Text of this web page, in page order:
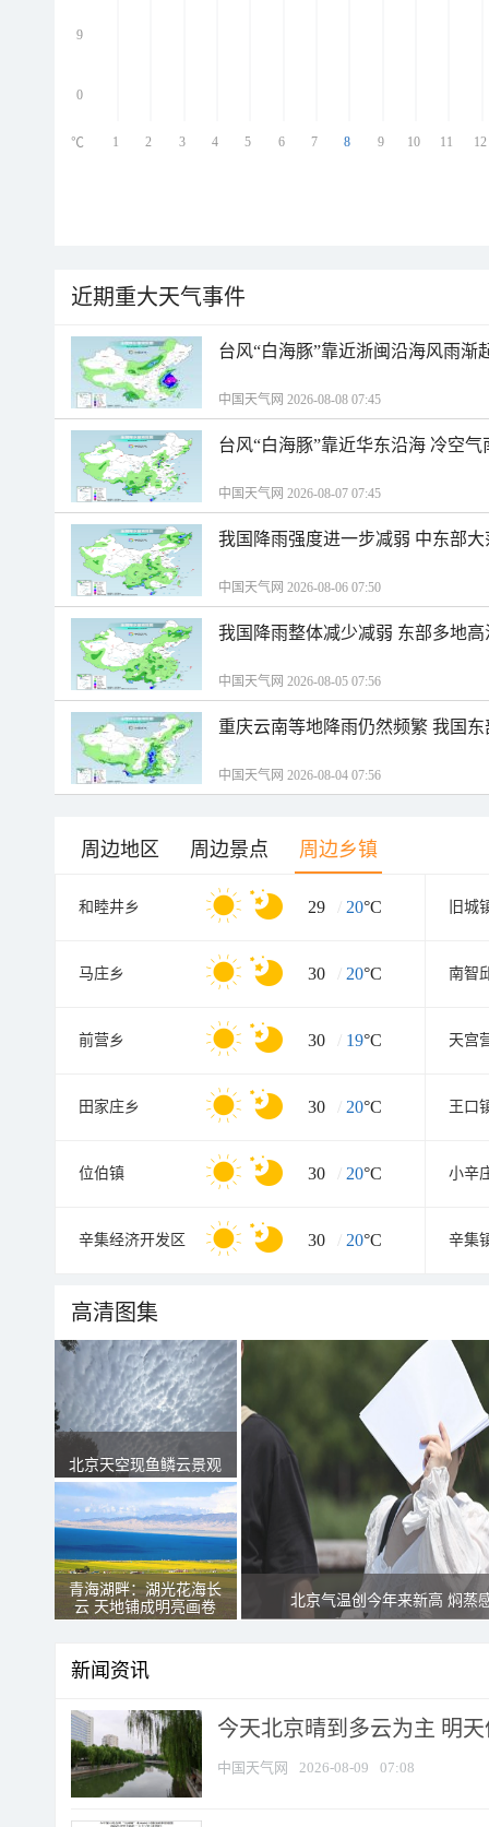
9
0
1 2 3 4 5 6 7 8 9 10 11 12
℃
近期重大天气事件
台风“白海豚”靠近浙闽沿海风雨渐
中国天气网 2026-08-08 07:45
台风“白海豚”靠近华东沿海 冷空
中国天气网 2026-08-07 07:45
我国降雨强度进一步减弱 中东部
中国天气网 2026-08-06 07:50
我国降雨整体减少减弱 东部多地
中国天气网 2026-08-05 07:56
重庆云南等地降雨仍然频繁 我国
中国天气网 2026-08-04 07:56
周边地区 周边景点 周边乡镇
和睦井乡 29 / 20°C 旧城
马庄乡 30 / 20°C 南智
前营乡 30 / 19°C 天宫
田家庄乡 30 / 20°C 王口
位伯镇 30 / 20°C 小辛
辛集经济开发区 30 / 20°C 辛集
高清图集
北京天空现鱼鳞云景观
青海湖畔：湖光花海长
云 天地铺成明亮画卷
北京气温创今年来新高 焖蒸
新闻资讯
今天北京晴到多云为主 明
中国天气网 2026-08-09 07:08